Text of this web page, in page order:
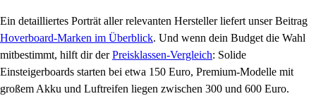
Ein detailliertes Porträt aller relevanten Hersteller liefert unser Beitrag
Hoverboard-Marken im Überblick. Und wenn dein Budget die Wahl
mitbestimmt, hilft dir derPreisklassen-Vergleich: Solide
Einsteigerboards starten bei etwa 150 Euro, Premium-Modelle mit
großem Akku und Luftreifen liegen zwischen 300 und 600 Euro.